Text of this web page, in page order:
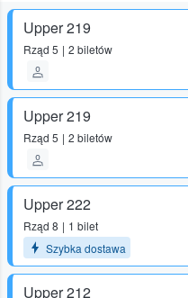
Upper 219
Rząd 5 2 biletów
Upper 219
Rząd 5 2 biletów
Upper 222
Rząd 8
1 bilet
Szybka dostawa
Upper 212